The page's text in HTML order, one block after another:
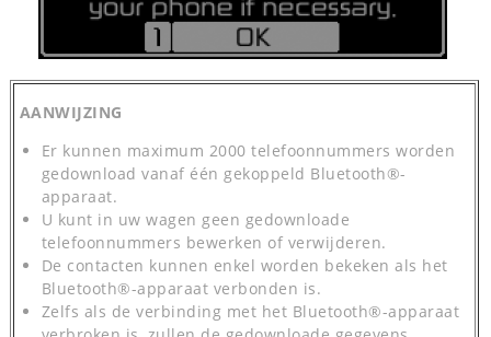
AANWIJZING
Er kunnen maximum 2000 telefoonnummers worden
gedownload vanaf één gekoppeld Bluetooth®-
apparaat.
U kunt in uw wagen geen gedownloade
telefoonnummers bewerken of verwijderen.
De contacten kunnen enkel worden bekeken als het
Bluetooth®-apparaat verbonden is.
Zelfs als de verbinding met het Bluetooth®-apparaat